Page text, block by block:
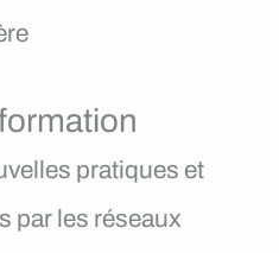
pratiques et
par les réseaux